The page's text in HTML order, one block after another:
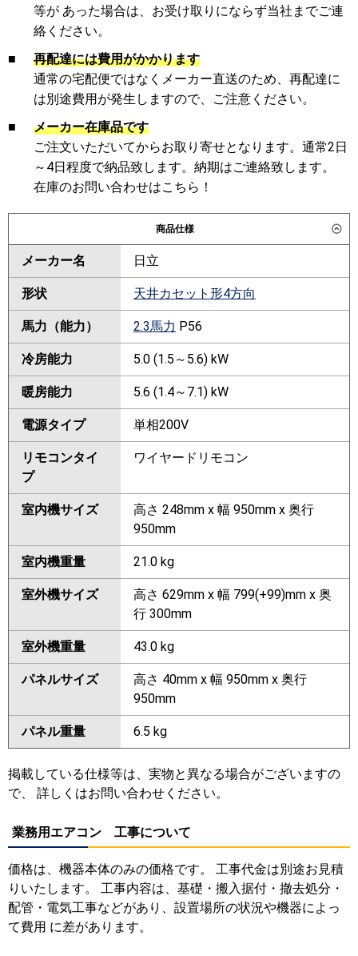
等が あった場合は、お受け取りにならず当社までご連
絡ください。
■
再配達には費用がかかります
通常の宅配便ではなくメーカー直送のため、再配達に
は別途費用が発生しますので、ご注意ください。
■
メーカー在庫品です
ご注文いただいてからお取り寄せとなります。通常2日
～4日程度で納品致します。納期はご連絡致します。
在庫のお問い合わせはこちら！
商品仕様
メーカー名 日立
形状 天井カセット形4方向
馬力（能力） 2.3馬力 P56
冷房能力 5.0 (1.5～5.6) kW
暖房能力 5.6 (1.4～7.1) kW
電源タイプ 単相200V
リモコンタイ
プ
ワイヤードリモコン
室内機サイズ
高さ 248mm x 幅 950mm x 奥行
950mm
室内機重量 21.0 kg
室外機サイズ
高さ 629mm x 幅 799(+99)mm x 奥
行 300mm
室外機重量 43.0 kg
パネルサイズ
高さ 40mm x 幅 950mm x 奥行
950mm
パネル重量 6.5 kg
掲載している仕様等は、実物と異なる場合がございますの
で、 詳しくはお問い合わせください。
業務用エアコン 工事について
価格は、機器本体のみの価格です。 工事代金は別途お見積
りいたします。 工事内容は、基礎・搬入据付・撤去処分・
配管・電気工事などがあり、設置場所の状況や機器によっ
て費用 に差があります。